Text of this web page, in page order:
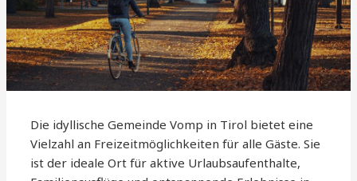
Die idyllische Gemeinde Vomp in Tirol bietet eine
Vielzahl an Freizeitmöglichkeiten für alle Gäste. Sie
ist der ideale Ort für aktive Urlaubsaufenthalte,